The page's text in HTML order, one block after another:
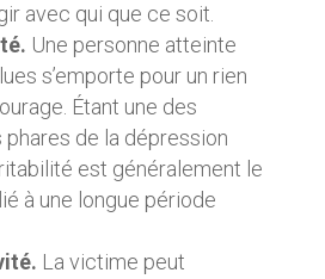
avec qui que ce soit.
Une personne atteinte
s’emporte pour un rien
Étant une des
de la dépression
est généralement le
à une longue période
La victime peut